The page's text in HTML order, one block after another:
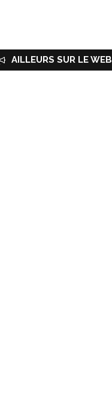
AILLEURS SUR LE WEB